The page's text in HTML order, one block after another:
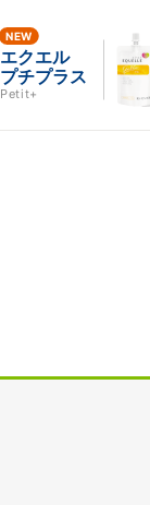
エクエル
プチプラス
Petit+